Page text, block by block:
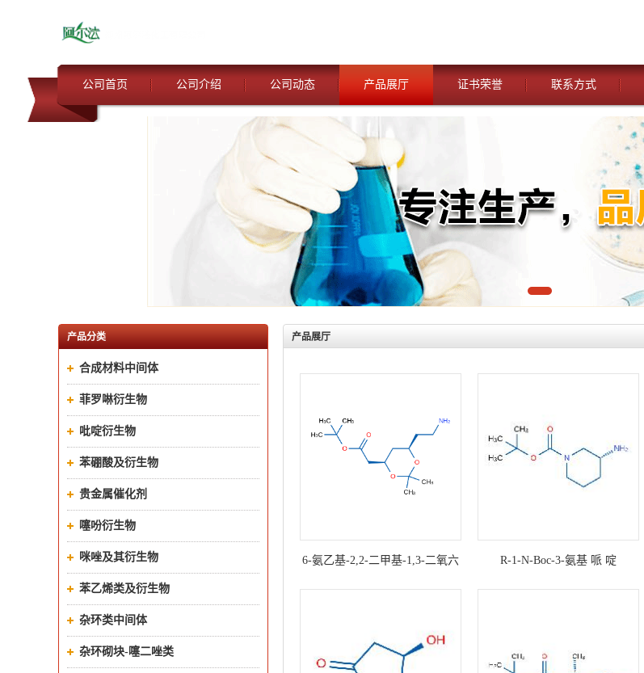
公司首页 公司介绍 公司动态 产品展厅 证书荣誉 联系方式
产品分类
合成材料中间体
菲罗啉衍生物
吡啶衍生物
苯硼酸及衍生物
贵金属催化剂
噻吩衍生物
咪唑及其衍生物
苯乙烯类及衍生物
杂环类中间体
杂环砌块-噻二唑类
产品展厅
6-氨乙基-2,2-二甲基-1,3-二氧六
R-1-N-Boc-3-氨基 哌 啶